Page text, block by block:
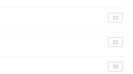
31
31
30